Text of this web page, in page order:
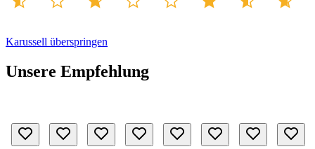
Karussell überspringen
Unsere Empfehlung